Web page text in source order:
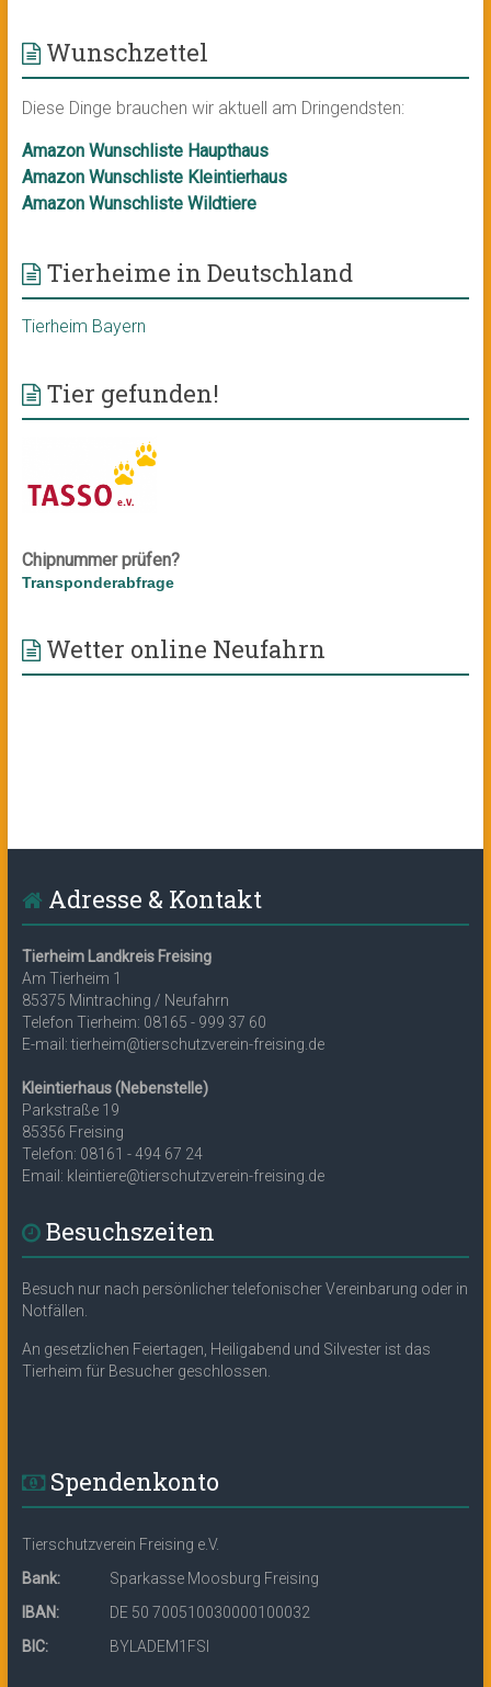
Wunschzettel
Diese Dinge brauchen wir aktuell am Dringendsten:
Amazon Wunschliste Haupthaus
Amazon Wunschliste Kleintierhaus
Amazon Wunschliste Wildtiere
Tierheime in Deutschland
Tierheim Bayern
Tier gefunden!
Chipnummer prüfen?
Transponderabfrage
Wetter online Neufahrn
Adresse & Kontakt
Tierheim Landkreis Freising
Am Tierheim 1
85375 Mintraching / Neufahrn
Telefon Tierheim: 08165 - 999 37 60
E-mail: tierheim@tierschutzverein-freising.de
Kleintierhaus (Nebenstelle)
Parkstraße 19
85356 Freising
Telefon: 08161 - 494 67 24
Email: kleintiere@tierschutzverein-freising.de
Besuchszeiten
Besuch nur nach persönlicher telefonischer Vereinbarung oder in
Notfällen.
An gesetzlichen Feiertagen, Heiligabend und Silvester ist das
Tierheim für Besucher geschlossen.
Spendenkonto
Tierschutzverein Freising e.V.
Bank:
Sparkasse Moosburg Freising
IBAN:
DE 50 700510030000100032
BIC:
BYLADEM1FSI